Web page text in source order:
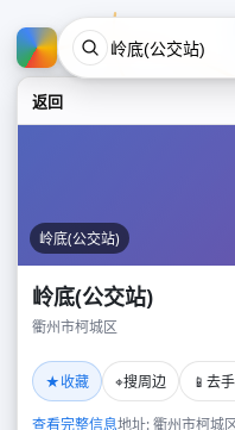
返回
岭底(公交站)
岭底(公交站)
衢州市柯城区
★收藏 ⌖搜周边 📱 去
查看完整信息地址: 衢州市柯城